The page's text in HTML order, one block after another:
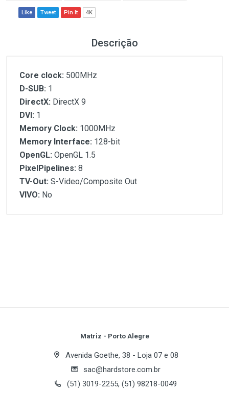
Like Tweet Pin It 4K
Descrição
Core clock: 500MHz
D-SUB: 1
DirectX: DirectX 9
DVI: 1
Memory Clock: 1000MHz
Memory Interface: 128-bit
OpenGL: OpenGL 1.5
PixelPipelines: 8
TV-Out: S-Video/Composite Out
VIVO: No
Your Name
Email Address
Matriz - Porto Alegre
Avenida Goethe, 38 - Loja 07 e 08
sac@hardstore.com.br
(51) 3019-2255, (51) 98218-0049